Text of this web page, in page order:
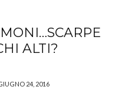
ALTI?
24, 2016